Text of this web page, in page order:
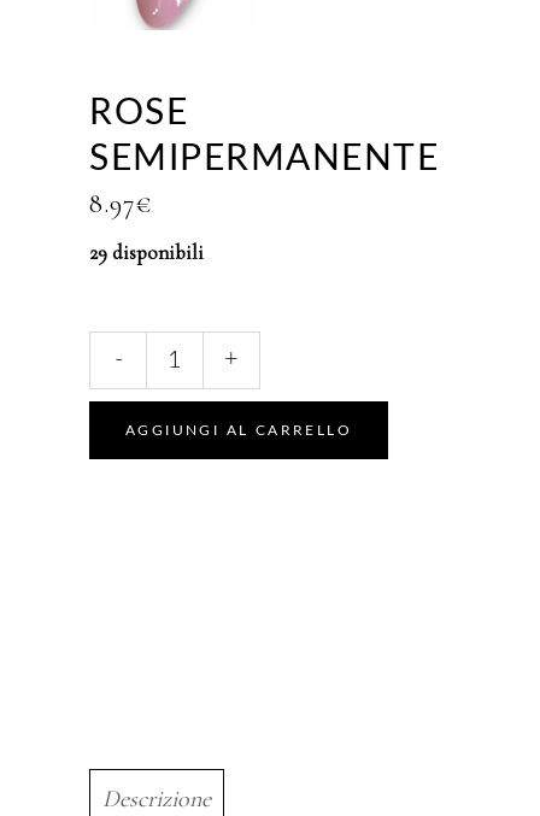
ROSE
SEMIPERMANENTE
8.97€
29 disponibili
Semipermanente
quantity
- +
AGGIUNGI AL CARRELLO
Descrizione